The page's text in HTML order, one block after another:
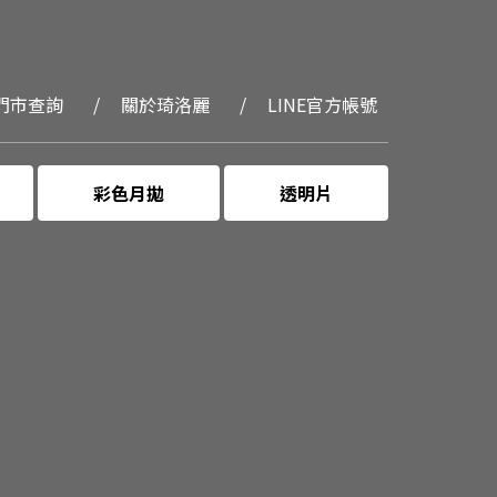
市查詢 關於琦洛麗 LINE官方帳號
彩色月拋 透明片